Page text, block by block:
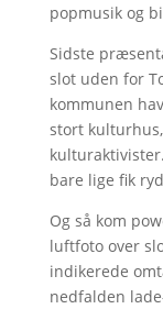
popmusik og
Sidste
slot uden for
kommunen
stort
bare lige fik
Og så kom
luftfoto over
indikerede
nedfalden